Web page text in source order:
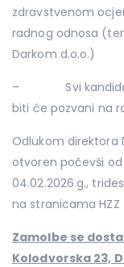
zdravstvenom
radnog odnosa
Darkom d.o.o.)
– Svi kandidati
biti će pozvani na
Odlukom direktora
otvoren počevši od
04.02.2026.g.,
na stranicama
Zamolbe se
Kolodvorska 23,